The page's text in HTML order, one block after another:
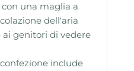
una maglia a
dell'aria
genitori di vedere
confezione include